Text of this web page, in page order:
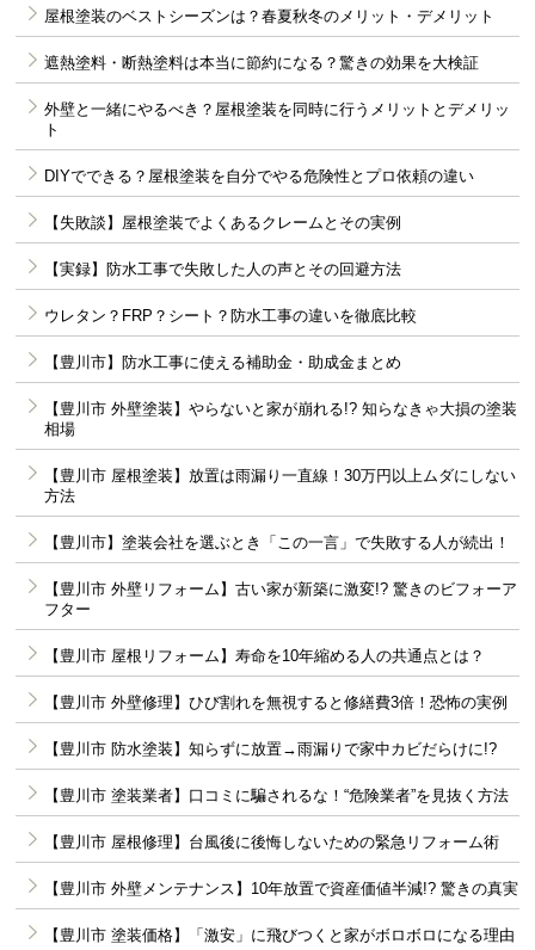
屋根塗装のベストシーズンは？春夏秋冬のメリット・デメリット
遮熱塗料・断熱塗料は本当に節約になる？驚きの効果を大検証
外壁と一緒にやるべき？屋根塗装を同時に行うメリットとデメリッ
ト
DIYでできる？屋根塗装を自分でやる危険性とプロ依頼の違い
【失敗談】屋根塗装でよくあるクレームとその実例
【実録】防水工事で失敗した人の声とその回避方法
ウレタン？FRP？シート？防水工事の違いを徹底比較
【豊川市】防水工事に使える補助金・助成金まとめ
【豊川市 外壁塗装】やらないと家が崩れる!? 知らなきゃ大損の塗装
相場
【豊川市 屋根塗装】放置は雨漏り一直線！30万円以上ムダにしない
方法
【豊川市】塗装会社を選ぶとき「この一言」で失敗する人が続出！
【豊川市 外壁リフォーム】古い家が新築に激変!? 驚きのビフォーア
フター
【豊川市 屋根リフォーム】寿命を10年縮める人の共通点とは？
【豊川市 外壁修理】ひび割れを無視すると修繕費3倍！恐怖の実例
【豊川市 防水塗装】知らずに放置→雨漏りで家中カビだらけに!?
【豊川市 塗装業者】口コミに騙されるな！“危険業者”を見抜く方法
【豊川市 屋根修理】台風後に後悔しないための緊急リフォーム術
【豊川市 外壁メンテナンス】10年放置で資産価値半減!? 驚きの真実
【豊川市 塗装価格】「激安」に飛びつくと家がボロボロになる理由